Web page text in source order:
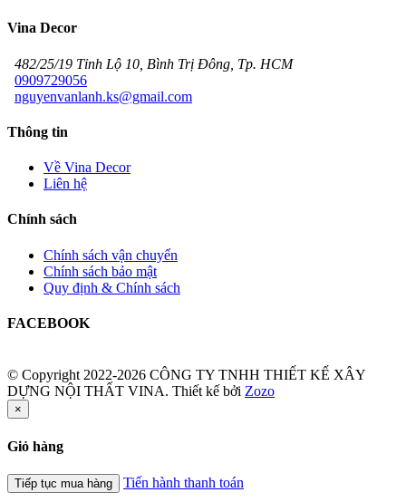
Vina Decor
482/25/19 Tỉnh Lộ 10, Bình Trị Đông, Tp. HCM
0909729056
nguyenvanlanh.ks@gmail.com
Thông tin
Về Vina Decor
Liên hệ
Chính sách
Chính sách vận chuyển
Chính sách bảo mật
Quy định & Chính sách
FACEBOOK
© Copyright 2022-2026 CÔNG TY TNHH THIẾT KẾ XÂY
DỰNG NỘI THẤT VINA. Thiết kế bởi Zozo
×
Giỏ hàng
Tiếp tục mua hàng Tiến hành thanh toán